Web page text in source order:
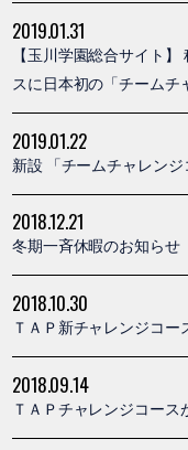
2019.01.31
【玉川学園総合サイト】
スに日本初の「チームチ
2019.01.22
新設 「チームチャレン
2018.12.21
冬期一斉休暇のお知らせ
2018.10.30
ＴＡＰ新チャレンジコー
2018.09.14
ＴＡＰチャレンジコース